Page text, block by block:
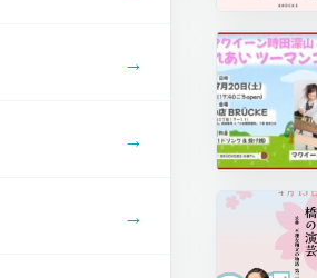
→
→
→